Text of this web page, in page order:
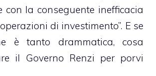
con la conseguente inefficacia
di investimento”. E se
è tanto drammatica, cosa
il Governo Renzi per porvi